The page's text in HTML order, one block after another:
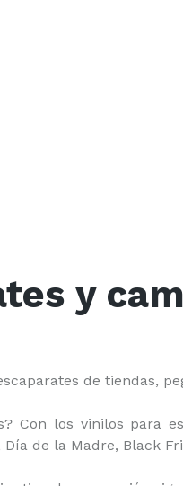
y
de tiendas,
Con los vinilos para
de la Madre, Black